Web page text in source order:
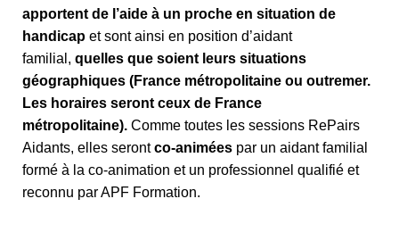
apportent de l’aide à un proche en situation de
handicap et sont ainsi en position d’aidant
familial, quelles que soient leurs situations
géographiques (France métropolitaine ou outremer.
Les horaires seront ceux de France
métropolitaine). Comme toutes les sessions RePairs
Aidants, elles serontco-animées par un aidant familial
formé à la co-animation et un professionnel qualifié et
reconnu par APF Formation.